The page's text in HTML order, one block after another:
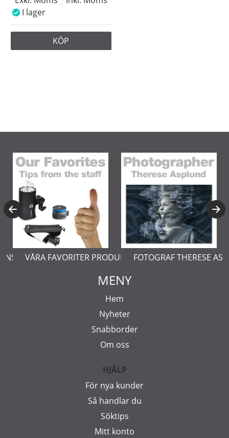
I lager
KÖP
VÅRA FAVORITER PRODUKTERFOTOGRAF THERESE
MENY
Hem
Nyheter
Snabborder
Om oss
HJÄLP
För nya kunder
Så handlar du
Söktips
Mitt konto